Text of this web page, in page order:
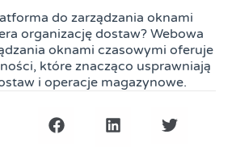
do zarządzania oknami
organizację dostaw? Webowa
oknami czasowymi oferuje
które znacząco usprawniają
i operacje magazynowe.